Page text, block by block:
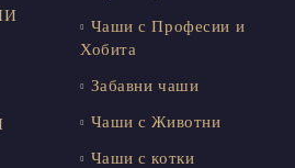
Чаши с Професии и
Хобита
Забавни чаши
Чаши с Животни
Чаши с котки